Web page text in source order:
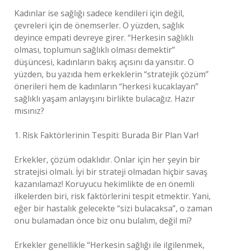
Kadınlar ise sağlığı sadece kendileri için değil,
çevreleri için de önemserler. O yüzden, sağlık
deyince empati devreye girer. “Herkesin sağlıklı
olması, toplumun sağlıklı olması demektir”
düşüncesi, kadınların bakış açısını da yansıtır. O
yüzden, bu yazıda hem erkeklerin “stratejik çözüm”
önerileri hem de kadınların “herkesi kucaklayan”
sağlıklı yaşam anlayışını birlikte bulacağız. Hazır
mısınız?
1. Risk Faktörlerinin Tespiti: Burada Bir Plan Var!
Erkekler, çözüm odaklıdır. Onlar için her şeyin bir
stratejisi olmalı. İyi bir strateji olmadan hiçbir savaş
kazanılamaz! Koruyucu hekimlikte de en önemli
ilkelerden biri, risk faktörlerini tespit etmektir. Yani,
eğer bir hastalık gelecekte “sizi bulacaksa”, o zaman
onu bulamadan önce biz onu bulalım, değil mi?
Erkekler genellikle “Herkesin sağlığı ile ilgilenmek,